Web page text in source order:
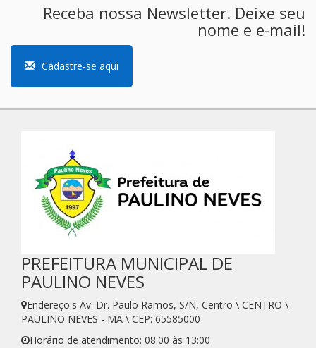
Receba nossa Newsletter. Deixe seu
nome e e-mail!
Cadastre-se aqui
PREFEITURA MUNICIPAL DE
PAULINO NEVES
Endereço:s Av. Dr. Paulo Ramos, S/N, Centro \ CENTRO \
PAULINO NEVES - MA \ CEP: 65585000
Horário de atendimento: 08:00 às 13:00